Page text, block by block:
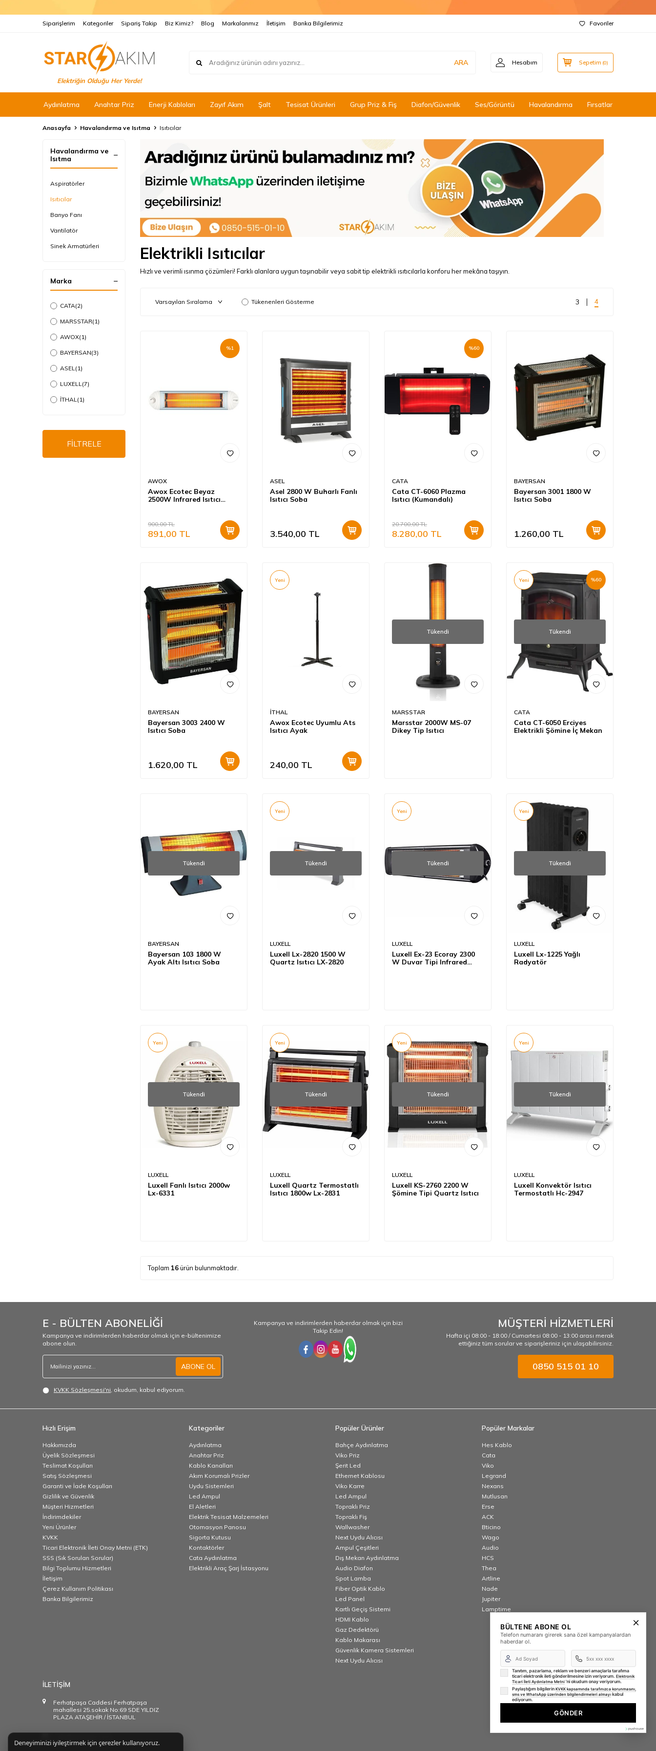
Siparişlerim Kategoriler Sipariş Takip Biz Kimiz? Blog Markalarımız İletişim Banka Bilgilerimiz Favoriler
Elektriğin Olduğu Her Yerde!
ARA Hesabım Sepetim (0)
Aydınlatma Anahtar Priz Enerji Kabloları Zayıf Akım Şalt Tesisat Ürünleri Grup Priz & Fiş Diafon/Güvenlik Ses/Görüntü Havalandırma Fırsatlar
Anasayfa Havalandırma ve Isıtma Isıtıcılar
Havalandırma ve
Isıtma
Aspiratörler
Isıtıcılar
Banyo Fanı
Vantilatör
Sinek Armatürleri
Marka
CATA(2)
MARSSTAR(1)
AWOX(1)
BAYERSAN(3)
ASEL(1)
LUXELL(7)
İTHAL(1)
FİLTRELE
Elektrikli Isıtıcılar
Hızlı ve verimli ısınma çözümleri! Farklı alanlara uygun taşınabilir veya sabit tip elektrikli ısıtıcılarla konforu her mekâna taşıyın.
Tükenenleri Gösterme 3 4
%1
AWOX
Awox Ecotec Beyaz
2500W Infrared Isıtıcı
900,00TL
891,00 TL
ASEL
Asel 2800 W Buharlı Fanlı
Isıtıcı Soba
3.540,00 TL
%60
CATA
Cata CT-6060 Plazma
Isıtıcı (Kumandalı)
20.700,00TL
8.280,00 TL
BAYERSAN
Bayersan 3001 1800 W
Isıtıcı Soba
1.260,00 TL
BAYERSAN
Bayersan 3003 2400 W
Isıtıcı Soba
1.620,00 TL
Yeni
İTHAL
Awox Ecotec Uyumlu Ats
Isıtıcı Ayak
240,00 TL
Tükendi
MARSSTAR
Marsstar 2000W MS-07
Dikey Tip Isıtıcı
%60
Yeni
Tükendi
CATA
Cata CT-6050 Erciyes
Elektrikli Şömine İç Mekan
Tükendi
BAYERSAN
Bayersan 103 1800 W
Ayak Altı Isıtıcı Soba
Yeni
Tükendi
LUXELL
Luxell Lx-2820 1500 W
Quartz Isıtıcı LX-2820
Yeni
Tükendi
LUXELL
Luxell Ex-23 Ecoray 2300
W Duvar Tipi Infrared
Yeni
Tükendi
LUXELL
Luxell Lx-1225 Yağlı
Radyatör
Yeni
Tükendi
LUXELL
Luxell Fanlı Isıtıcı 2000w
Lx-6331
Yeni
Tükendi
LUXELL
Luxell Quartz Termostatlı
Isıtıcı 1800w Lx-2831
Yeni
Tükendi
LUXELL
Luxell KS-2760 2200 W
Şömine Tipi Quartz Isıtıcı
Yeni
Tükendi
LUXELL
Luxell Konvektör Isıtıcı
Termostatlı Hc-2947
Toplam 16ürün bulunmaktadır.
E - BÜLTEN ABONELİĞİ
Kampanya ve indirimlerden haberdar olmak için e-bültenimize
abone olun.
ABONE OL
KVKK Sözleşmesi'ni , okudum, kabul ediyorum.
Kampanya ve indirimlerden haberdar olmak için bizi
Takip Edin!
MÜŞTERİ HİZMETLERİ
Hafta içi 08:00 - 18:00 / Cumartesi 08:00 - 13:00 arası merak
ettiğiniz tüm sorular ve siparişleriniz için ulaşabilirsiniz.
0850 515 01 10
Hızlı Erişim
Hakkımızda
Üyelik Sözleşmesi
Teslimat Koşulları
Satış Sözleşmesi
Garanti ve İade Koşulları
Gizlilik ve Güvenlik
Müşteri Hizmetleri
İndirimdekiler
Yeni Ürünler
KVKK
Ticari Elektronik İleti Onay Metni (ETK)
SSS (Sık Sorulan Sorular)
Bilgi Toplumu Hizmetleri
İletişim
Çerez Kullanım Politikası
Banka Bilgilerimiz
Kategoriler
Aydınlatma
Anahtar Priz
Kablo Kanalları
Akım Korumalı Prizler
Uydu Sistemleri
Led Ampul
El Aletleri
Elektrik Tesisat Malzemeleri
Otomasyon Panosu
Sigorta Kutusu
Kontaktörler
Cata Aydınlatma
Elektrikli Araç Şarj İstasyonu
Popüler Ürünler
Bahçe Aydınlatma
Viko Priz
Şerit Led
Ethernet Kablosu
Viko Karre
Led Ampul
Topraklı Priz
Topraklı Fiş
Wallwasher
Next Uydu Alıcısı
Ampul Çeşitleri
Dış Mekan Aydınlatma
Audio Diafon
Spot Lamba
Fiber Optik Kablo
Led Panel
Kartlı Geçiş Sistemi
HDMI Kablo
Gaz Dedektörü
Kablo Makarası
Güvenlik Kamera Sistemleri
Next Uydu Alıcısı
Popüler Markalar
Hes Kablo
Cata
Viko
Legrand
Nexans
Mutlusan
Erse
ACK
Bticino
Wago
Audio
HCS
Thea
Artline
Nade
Jupiter
Lamptime
İLETİŞİM
Ferhatpaşa Caddesi Ferhatpaşa
mahallesi 25.sokak No:69 SDE YILDIZ
PLAZA ATAŞEHİR / İSTANBUL
Deneyiminizi iyileştirmek için çerezler kullanıyoruz.
⚡
BÜLTENE ABONE OL
Telefon numaranı girerek sana özel kampanyalardan
haberdar ol.
Tanıtım, pazarlama, reklam ve benzeri amaçlarla tarafıma
ticari elektronik ileti gönderilmesine izin veriyorum. Elektronik
Ticari İleti Aydınlatma Metni 'ni okudum onay veriyorum.
Paylaştığım bilgilerin KVKK kapsamında tarafınızca korunmasını,
sms ve WhatsApp üzerinden bilgilendirmeleri almayı kabul
ediyorum.
GÖNDER